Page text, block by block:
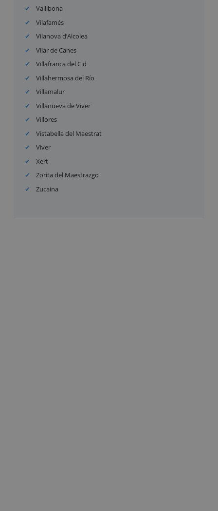
Vallibona
Vilafamés
Vilanova d’Alcolea
Vilar de Canes
Villafranca del Cid
Villahermosa del Río
Villamalur
Villanueva de Viver
Villores
Vistabella del Maestrat
Viver
Xert
Zorita del Maestrazgo
Zucaina